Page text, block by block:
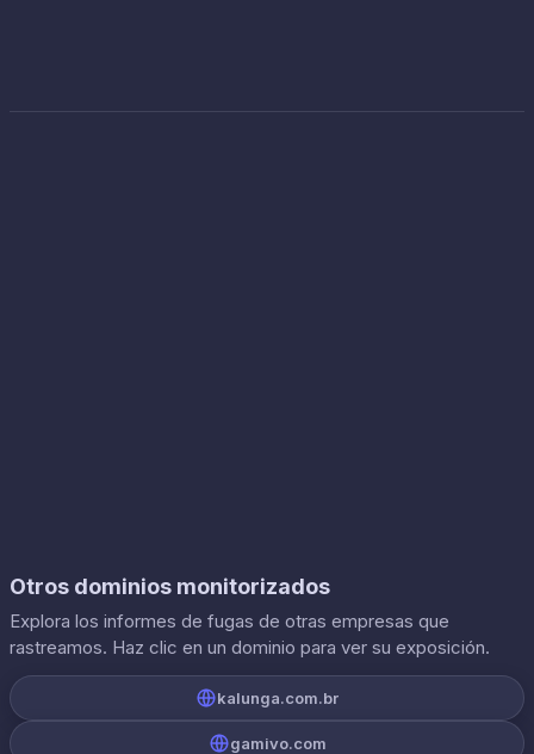
Otros dominios monitorizados
Explora los informes de fugas de otras empresas que
rastreamos. Haz clic en un dominio para ver su exposición.
kalunga.com.br
gamivo.com